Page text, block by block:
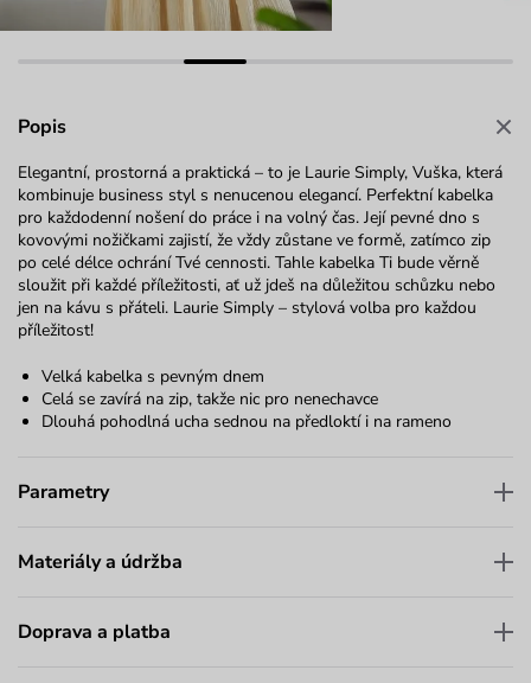
Popis
Elegantní, prostorná a praktická – to je Laurie Simply, Vuška, která
kombinuje business styl s nenucenou elegancí. Perfektní kabelka
pro každodenní nošení do práce i na volný čas. Její pevné dno s
kovovými nožičkami zajistí, že vždy zůstane ve formě, zatímco zip
po celé délce ochrání Tvé cennosti. Tahle kabelka Ti bude věrně
sloužit při každé příležitosti, ať už jdeš na důležitou schůzku nebo
jen na kávu s přáteli. Laurie Simply – stylová volba pro každou
příležitost!
Velká kabelka s pevným dnem
Celá se zavírá na zip, takže nic pro nenechavce
Dlouhá pohodlná ucha sednou na předloktí i na rameno
Parametry
Materiály a údržba
Doprava a platba